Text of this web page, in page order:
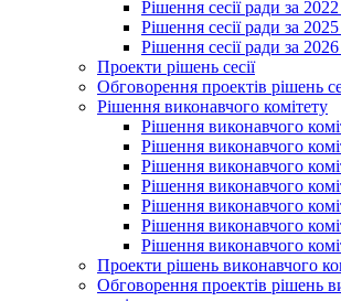
Рішення сесії ради за 2022
Рішення сесії ради за 2025
Рішення сесії ради за 2026
Проекти рішень сесії
Обговорення проектів рішень
Рішення виконавчого комітету
Рішення виконавчого
Рішення виконавчого
Рішення виконавчого
Рішення виконавчого
Рішення виконавчого
Рішення виконавчого
Рішення виконавчого
Проекти рішень виконавчого
Обговорення проектів рішень